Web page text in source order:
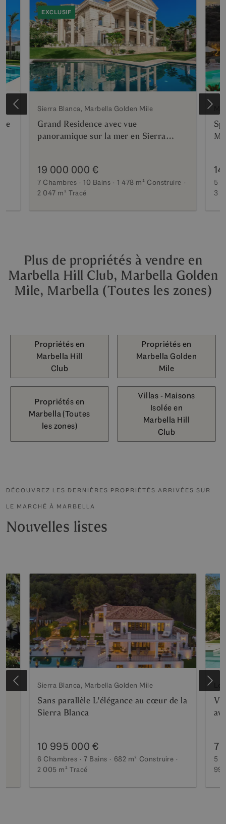
EXCLUSIF
Sierra Blanca, Marbella Golden Mile
Grand Residence avec vue
panoramique sur la mer en Sierra
19 000 000 €
7 Chambres 10 Bains 1 478 m² Construire
2 047 m² Tracé
5
3
Plus de propriétés à vendre en
Marbella Hill Club, Marbella Golden
Mile, Marbella (Toutes les zones)
Propriétés en
Marbella Hill
Club
Propriétés en
Marbella Golden
Mile
Propriétés en
Marbella (Toutes
les zones)
Villas - Maisons
Isolée en
Marbella Hill
Club
DÉCOUVREZ LES DERNIÈRES PROPRIÉTÉS ARRIVÉES SUR
LE MARCHÉ À MARBELLA
Nouvelles listes
Sierra Blanca, Marbella Golden Mile
Sans parallèle L'élégance au cœur de la
Sierra Blanca
10 995 000 €
6 Chambres 7 Bains 682 m² Construire
2 005 m² Tracé
7
5